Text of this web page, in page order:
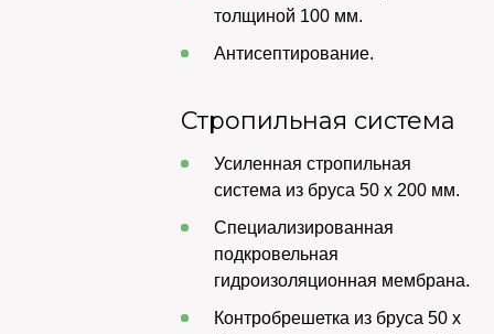
толщиной 100 мм.
Антисептирование.
Стропильная система
Усиленная стропильная
система из бруса 50 х 200 мм.
Специализированная
подкровельная
гидроизоляционная мембрана.
Контробрешетка из бруса 50 х